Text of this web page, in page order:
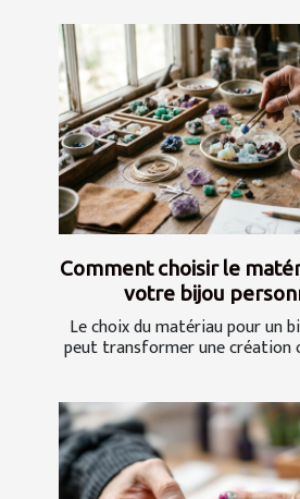
Comment choisir le
votre bijou
Le choix du matériau pour un
peut transformer une création